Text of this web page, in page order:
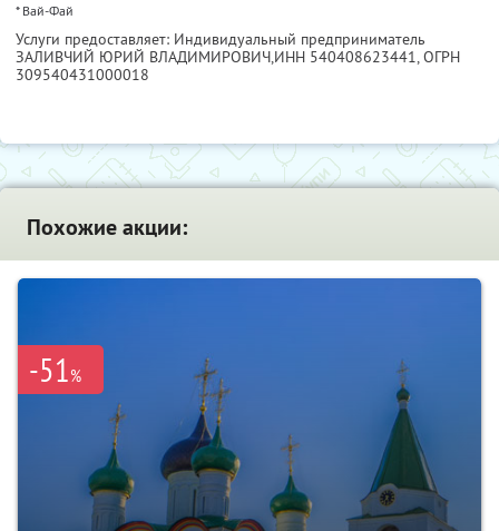
* Вай-Фай
Услуги предоставляет: Индивидуальный предприниматель
ЗАЛИВЧИЙ ЮРИЙ ВЛАДИМИРОВИЧ,ИНН 540408623441, ОГРН
309540431000018
Похожие акции:
-51%